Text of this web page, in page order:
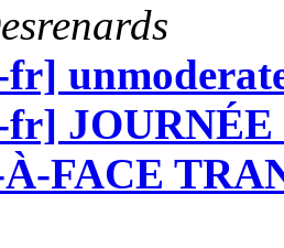
JOURNÉE
FACE